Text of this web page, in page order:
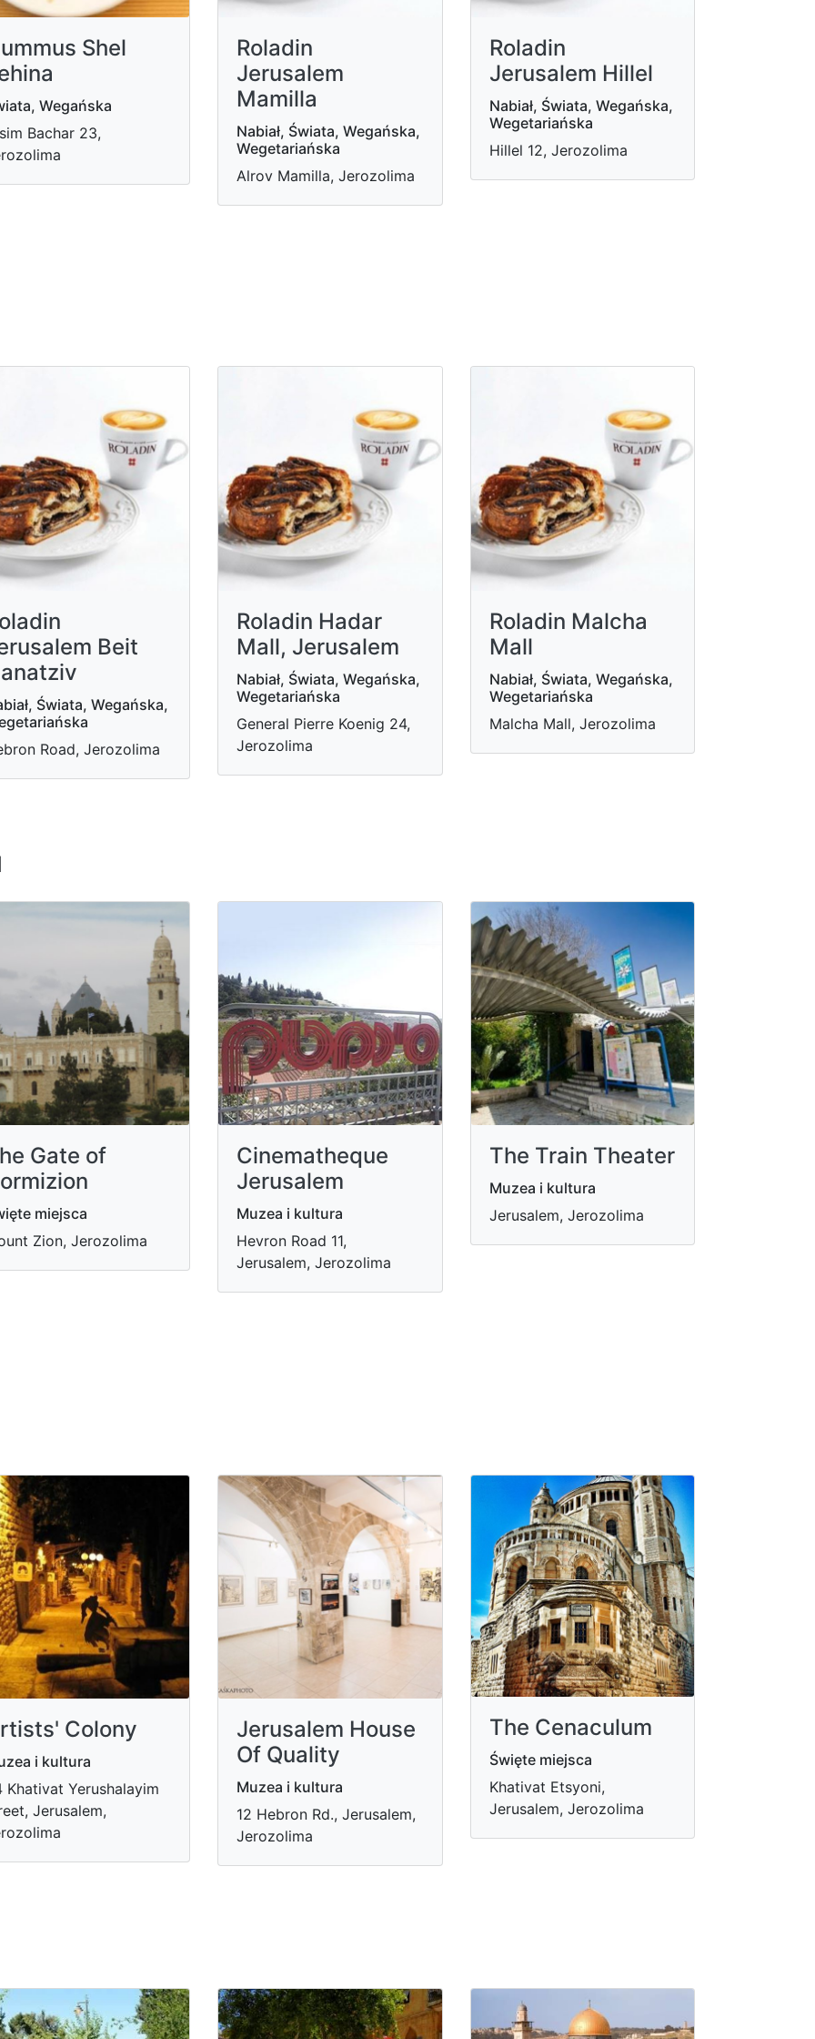
Shel
Wegańska
Bachar 23,
Roladin
Jerusalem
Mamilla
Nabiał, Świata, Wegańska,
Wegetariańska
Alrov Mamilla, Jerozolima
Roladin
Jerusalem Hillel
Nabiał, Świata, Wegańska,
Wegetariańska
Hillel 12, Jerozolima
Beit
Świata, Wegańska,
Road, Jerozolima
Roladin Hadar
Mall, Jerusalem
Nabiał, Świata, Wegańska,
Wegetariańska
General Pierre Koenig 24,
Jerozolima
Roladin Malcha
Mall
Nabiał, Świata, Wegańska,
Wegetariańska
Malcha Mall, Jerozolima
Gate of
miejsca
Zion, Jerozolima
Cinematheque
Jerusalem
Muzea i kultura
Hevron Road 11,
Jerusalem, Jerozolima
The Train Theater
Muzea i kultura
Jerusalem, Jerozolima
Colony
i kultura
Khativat Yerushalayim
Jerusalem,
Jerusalem House
Of Quality
Muzea i kultura
12 Hebron Rd., Jerusalem,
Jerozolima
The Cenaculum
Święte miejsca
Khativat Etsyoni,
Jerusalem, Jerozolima